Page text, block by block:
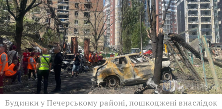
Будинки у Печерському районі, пошкоджені внаслідок